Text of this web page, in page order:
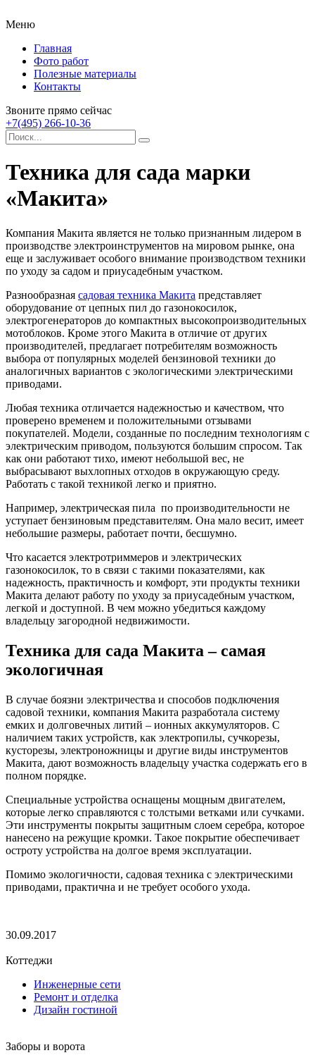
Меню
Главная
Фото работ
Полезные материалы
Контакты
Звоните прямо сейчас
+7(495) 266-10-36
Техника для сада марки
«Макита»
Компания Макита является не только признанным лидером в
производстве электроинструментов на мировом рынке, она
еще и заслуживает особого внимание производством техники
по уходу за садом и приусадебным участком.
Разнообразная садовая техника Макита представляет
оборудование от цепных пил до газонокосилок,
электрогенераторов до компактных высокопроизводительных
мотоблоков. Кроме этого Макита в отличие от других
производителей, предлагает потребителям возможность
выбора от популярных моделей бензиновой техники до
аналогичных вариантов с экологическими электрическими
приводами.
Любая техника отличается надежностью и качеством, что
проверено временем и положительными отзывами
покупателей. Модели, созданные по последним технологиям с
электрическим приводом, пользуются большим спросом. Так
как они работают тихо, имеют небольшой вес, не
выбрасывают выхлопных отходов в окружающую среду.
Работать с такой техникой легко и приятно.
Например, электрическая пила по производительности не
уступает бензиновым представителям. Она мало весит, имеет
небольшие размеры, работает почти, бесшумно.
Что касается электротриммеров и электрических
газонокосилок, то в связи с такими показателями, как
надежность, практичность и комфорт, эти продукты техники
Макита делают работу по уходу за приусадебным участком,
легкой и доступной. В чем можно убедиться каждому
владельцу загородной недвижимости.
Техника для сада Макита – самая
экологичная
В случае боязни электричества и способов подключения
садовой техники, компания Макита разработала систему
емких и долговечных литий – ионных аккумуляторов. С
наличием таких устройств, как электропилы, сучкорезы,
кусторезы, электроножницы и другие виды инструментов
Макита, дают возможность владельцу участка содержать его в
полном порядке.
Специальные устройства оснащены мощным двигателем,
которые легко справляются с толстыми ветками или сучками.
Эти инструменты покрыты защитным слоем серебра, которое
нанесено на режущие кромки. Такое покрытие обеспечивает
остроту устройства на долгое время эксплуатации.
Помимо экологичности, садовая техника с электрическими
приводами, практична и не требует особого ухода.
30.09.2017
Коттеджи
Инженерные сети
Ремонт и отделка
Дизайн гостиной
Заборы и ворота